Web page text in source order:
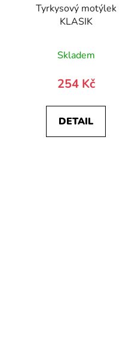
Tyrkysový motýlek
KLASIK
Skladem
254 Kč
DETAIL